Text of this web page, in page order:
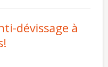
dévissage à